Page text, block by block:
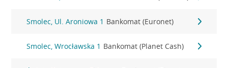
Smolec, Ul. Aroniowa 1 Bankomat (Euronet)
Smolec, Wrocławska 1 Bankomat (Planet Cash)